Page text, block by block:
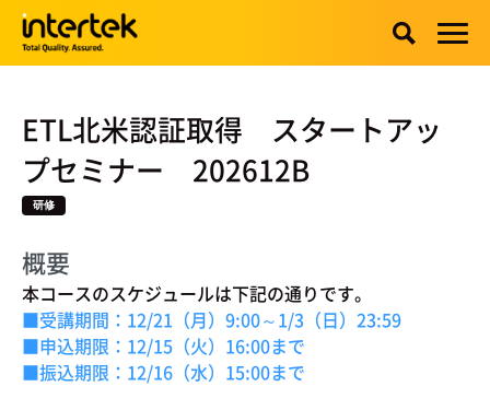
ETL北米認証取得 スタートアッ
プセミナー 202612B
研修
概要
本コースのスケジュールは下記の通りです。
■受講期間：12/21（月）9:00～1/3（日）23:59
■申込期限：12/15（火）16:00まで
■振込期限：12/16（水）15:00まで